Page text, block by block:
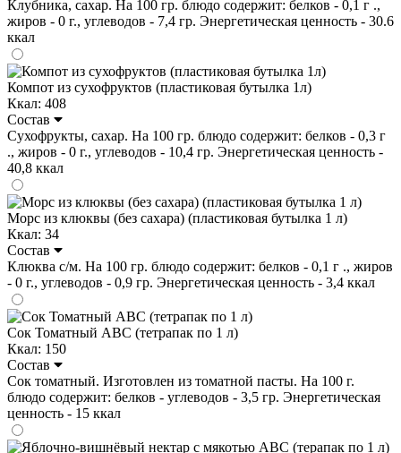
Клубника, сахар. На 100 гр. блюдо содержит: белков - 0,1 г .,
жиров - 0 г., углеводов - 7,4 гр. Энергетическая ценность - 30.6
ккал
Компот из сухофруктов (пластиковая бутылка 1л)
Ккал: 408
Состав
Сухофрукты, сахар. На 100 гр. блюдо содержит: белков - 0,3 г
., жиров - 0 г., углеводов - 10,4 гр. Энергетическая ценность -
40,8 ккал
Морс из клюквы (без сахара) (пластиковая бутылка 1 л)
Ккал: 34
Состав
Клюква с/м. На 100 гр. блюдо содержит: белков - 0,1 г ., жиров
- 0 г., углеводов - 0,9 гр. Энергетическая ценность - 3,4 ккал
Сок Томатный ABC (тетрапак по 1 л)
Ккал: 150
Состав
Сок томатный. Изготовлен из томатной пасты. На 100 г.
блюдо содержит: белков - углеводов - 3,5 гр. Энергетическая
ценность - 15 ккал